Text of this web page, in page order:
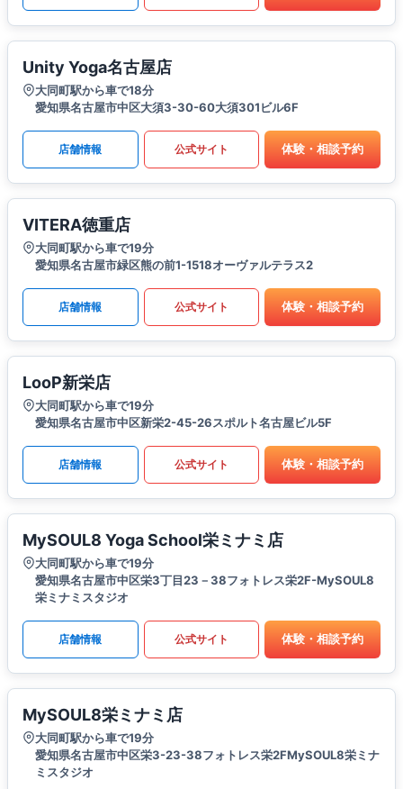
Unity Yoga名古屋店
大同町駅から車で18分
愛知県名古屋市中区大須3-30-60大須301ビル6F
店舗情報 公式サイト 体験・相談予約
VITERA徳重店
大同町駅から車で19分
愛知県名古屋市緑区熊の前1-1518オーヴァルテラス2
店舗情報 公式サイト 体験・相談予約
LooP新栄店
大同町駅から車で19分
愛知県名古屋市中区新栄2-45-26スポルト名古屋ビル5F
店舗情報 公式サイト 体験・相談予約
MySOUL8 Yoga School栄ミナミ店
大同町駅から車で19分
愛知県名古屋市中区栄3丁目23－38フォトレス栄2F-MySOUL8
栄ミナミスタジオ
店舗情報 公式サイト 体験・相談予約
MySOUL8栄ミナミ店
大同町駅から車で19分
愛知県名古屋市中区栄3-23-38フォトレス栄2FMySOUL8栄ミナ
ミスタジオ